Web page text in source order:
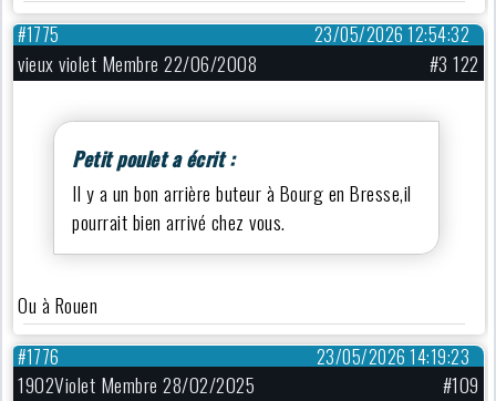
23/05/2026 12:54:32
#1775
vieux violet Membre 22/06/2008 #3 122
Petit poulet a écrit :
Il y a un bon arrière buteur à Bourg en Bresse,il
pourrait bien arrivé chez vous.
Ou à Rouen
23/05/2026 14:19:23
#1776
1902Violet Membre 28/02/2025
#109